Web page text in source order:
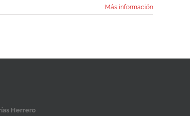
Más información
Herrero